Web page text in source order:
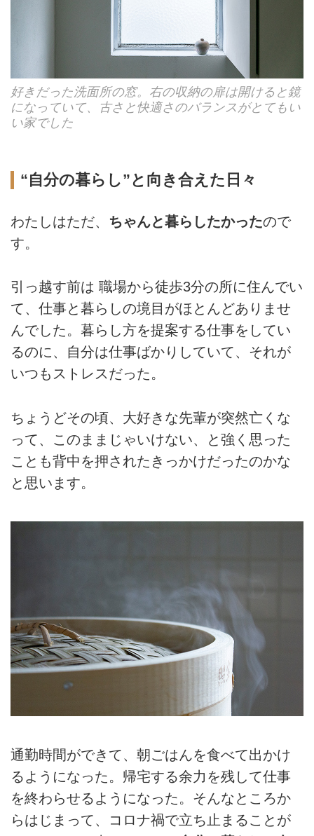
好きだった洗面所の窓。右の収納の扉は開けると鏡
になっていて、古さと快適さのバランスがとてもい
い家でした
“自分の暮らし”と向き合えた日々
わたしはただ、 ちゃんと暮らしたかったので
す。
引っ越す前は 職場から徒歩3分の所に住んでい
て、仕事と暮らしの境目がほとんどありませ
んでした。暮らし方を提案する仕事をしてい
るのに、自分は仕事ばかりしていて、それが
いつもストレスだった。
ちょうどその頃、大好きな先輩が突然亡くな
って、このままじゃいけない、と強く思った
ことも背中を押されたきっかけだったのかな
と思います。
通勤時間ができて、朝ごはんを食べて出かけ
るようになった。帰宅する余力を残して仕事
を終わらせるようになった。そんなところか
らはじまって、コロナ禍で立ち止まることが